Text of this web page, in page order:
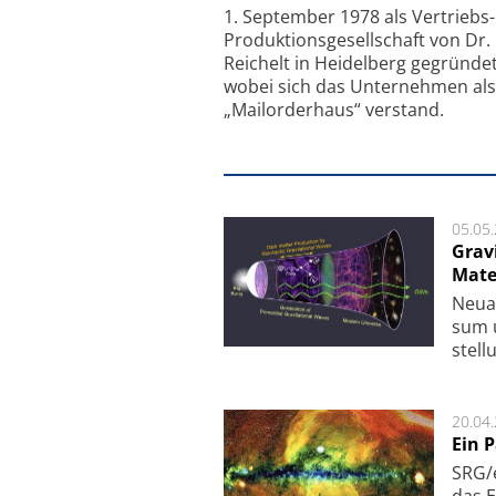
1. September 1978 als
Produktionsgesellschaft von Dr.
Reichelt in Heidelberg
wobei sich das Unternehmen als
„Mailorderhaus“ verstand.
sum
Ein